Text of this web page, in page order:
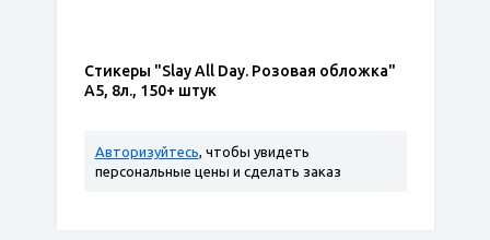
Стикеры "Slay All Day. Розовая обложка"
А5, 8л., 150+ штук
Авторизуйтесь, чтобы увидеть
персональные цены и сделать заказ